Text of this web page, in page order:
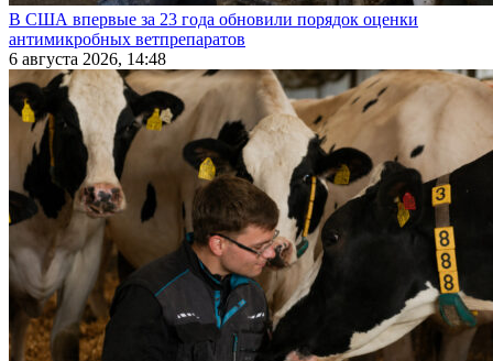
В США впервые за 23 года обновили порядок оценки
антимикробных ветпрепаратов
6 августа 2026, 14:48